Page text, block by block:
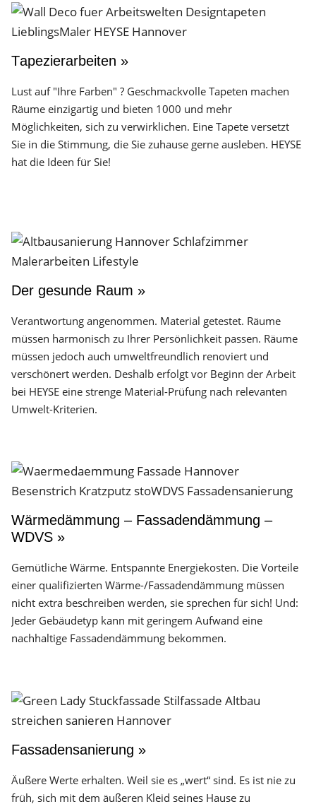
Tapezierarbeiten »
Lust auf "Ihre Farben" ? Geschmackvolle Tapeten machen
Räume einzigartig und bieten 1000 und mehr
Möglichkeiten, sich zu verwirklichen. Eine Tapete versetzt
Sie in die Stimmung, die Sie zuhause gerne ausleben. HEYSE
hat die Ideen für Sie!
Der gesunde Raum »
Verantwortung angenommen. Material getestet. Räume
müssen harmonisch zu Ihrer Persönlichkeit passen. Räume
müssen jedoch auch umweltfreundlich renoviert und
verschönert werden. Deshalb erfolgt vor Beginn der Arbeit
bei HEYSE eine strenge Material-Prüfung nach relevanten
Umwelt-Kriterien.
Wärmedämmung – Fassadendämmung –
WDVS »
Gemütliche Wärme. Entspannte Energiekosten. Die Vorteile
einer qualifizierten Wärme-/Fassadendämmung müssen
nicht extra beschreiben werden, sie sprechen für sich! Und:
Jeder Gebäudetyp kann mit geringem Aufwand eine
nachhaltige Fassadendämmung bekommen.
Fassadensanierung »
Äußere Werte erhalten. Weil sie es „wert“ sind. Es ist nie zu
früh, sich mit dem äußeren Kleid seines Hause zu